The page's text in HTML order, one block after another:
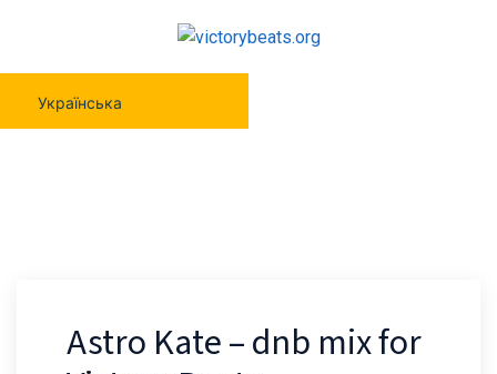
Українська
Astro Kate – dnb mix for